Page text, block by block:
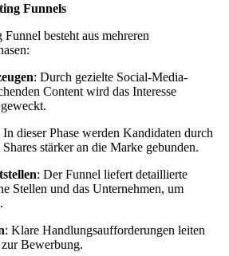
Funnels
besteht aus mehreren
: Durch gezielte Social-Media-
Content wird das Interesse
In dieser Phase werden Kandidaten durch
stärker an die Marke gebunden.
: Der Funnel liefert detaillierte
Stellen und das Unternehmen, um
: Klare Handlungsaufforderungen leiten
Bewerbung.